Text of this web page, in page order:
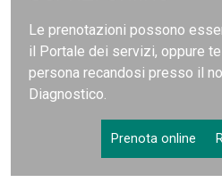
Le prenotazioni possono
il Portale dei servizi, oppure
persona recandosi presso il
Diagnostico.
Prenota online